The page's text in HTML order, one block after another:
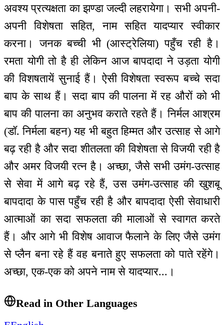
अवश्य प्रत्यक्षता का झण्डा जल्दी लहरायेगा। सभी अपनी-
अपनी विशेषता सहित, नाम सहित यादप्यार स्वीकार
करना। जनक बच्ची भी (आस्ट्रेलिया) पहुँच रही है।
रमता योगी तो है ही लेकिन आज बापदादा ने उड़ता योगी
की विशषतायें सुनाई हैं। ऐसी विशेषता स्वरूप बच्चे सदा
बाप के साथ हैं। सदा बाप की पालना में रह औरों को भी
बाप की पालना का अनुभव कराते रहते हैं। निर्मल आश्रम
(डॉ. निर्मला बहन) यह भी बहुत हिम्मत और उत्साह से आगे
बढ़ रही है और सदा शीतलता की विशेषता से विजयी रही है
और अमर विजयी रत्न है। अच्छा, जैसे सभी उमंग-उत्साह
से सेवा में आगे बढ़ रहे हैं, उस उमंग-उत्साह की खुशबू
बापदादा के पास पहुँच रही है और बापदादा ऐसी सेवाधारी
आत्माओं का सदा सफलता की मालाओं से स्वागत करते
हैं। और आगे भी विशेष आवाज फैलाने के लिए जैसे उमंग
से प्लैन बना रहे हैं वह बनाते हुए सफलता को पाते रहेंगे।
अच्छा, एक-एक को अपने नाम से यादप्यार...।
Read in Other Languages